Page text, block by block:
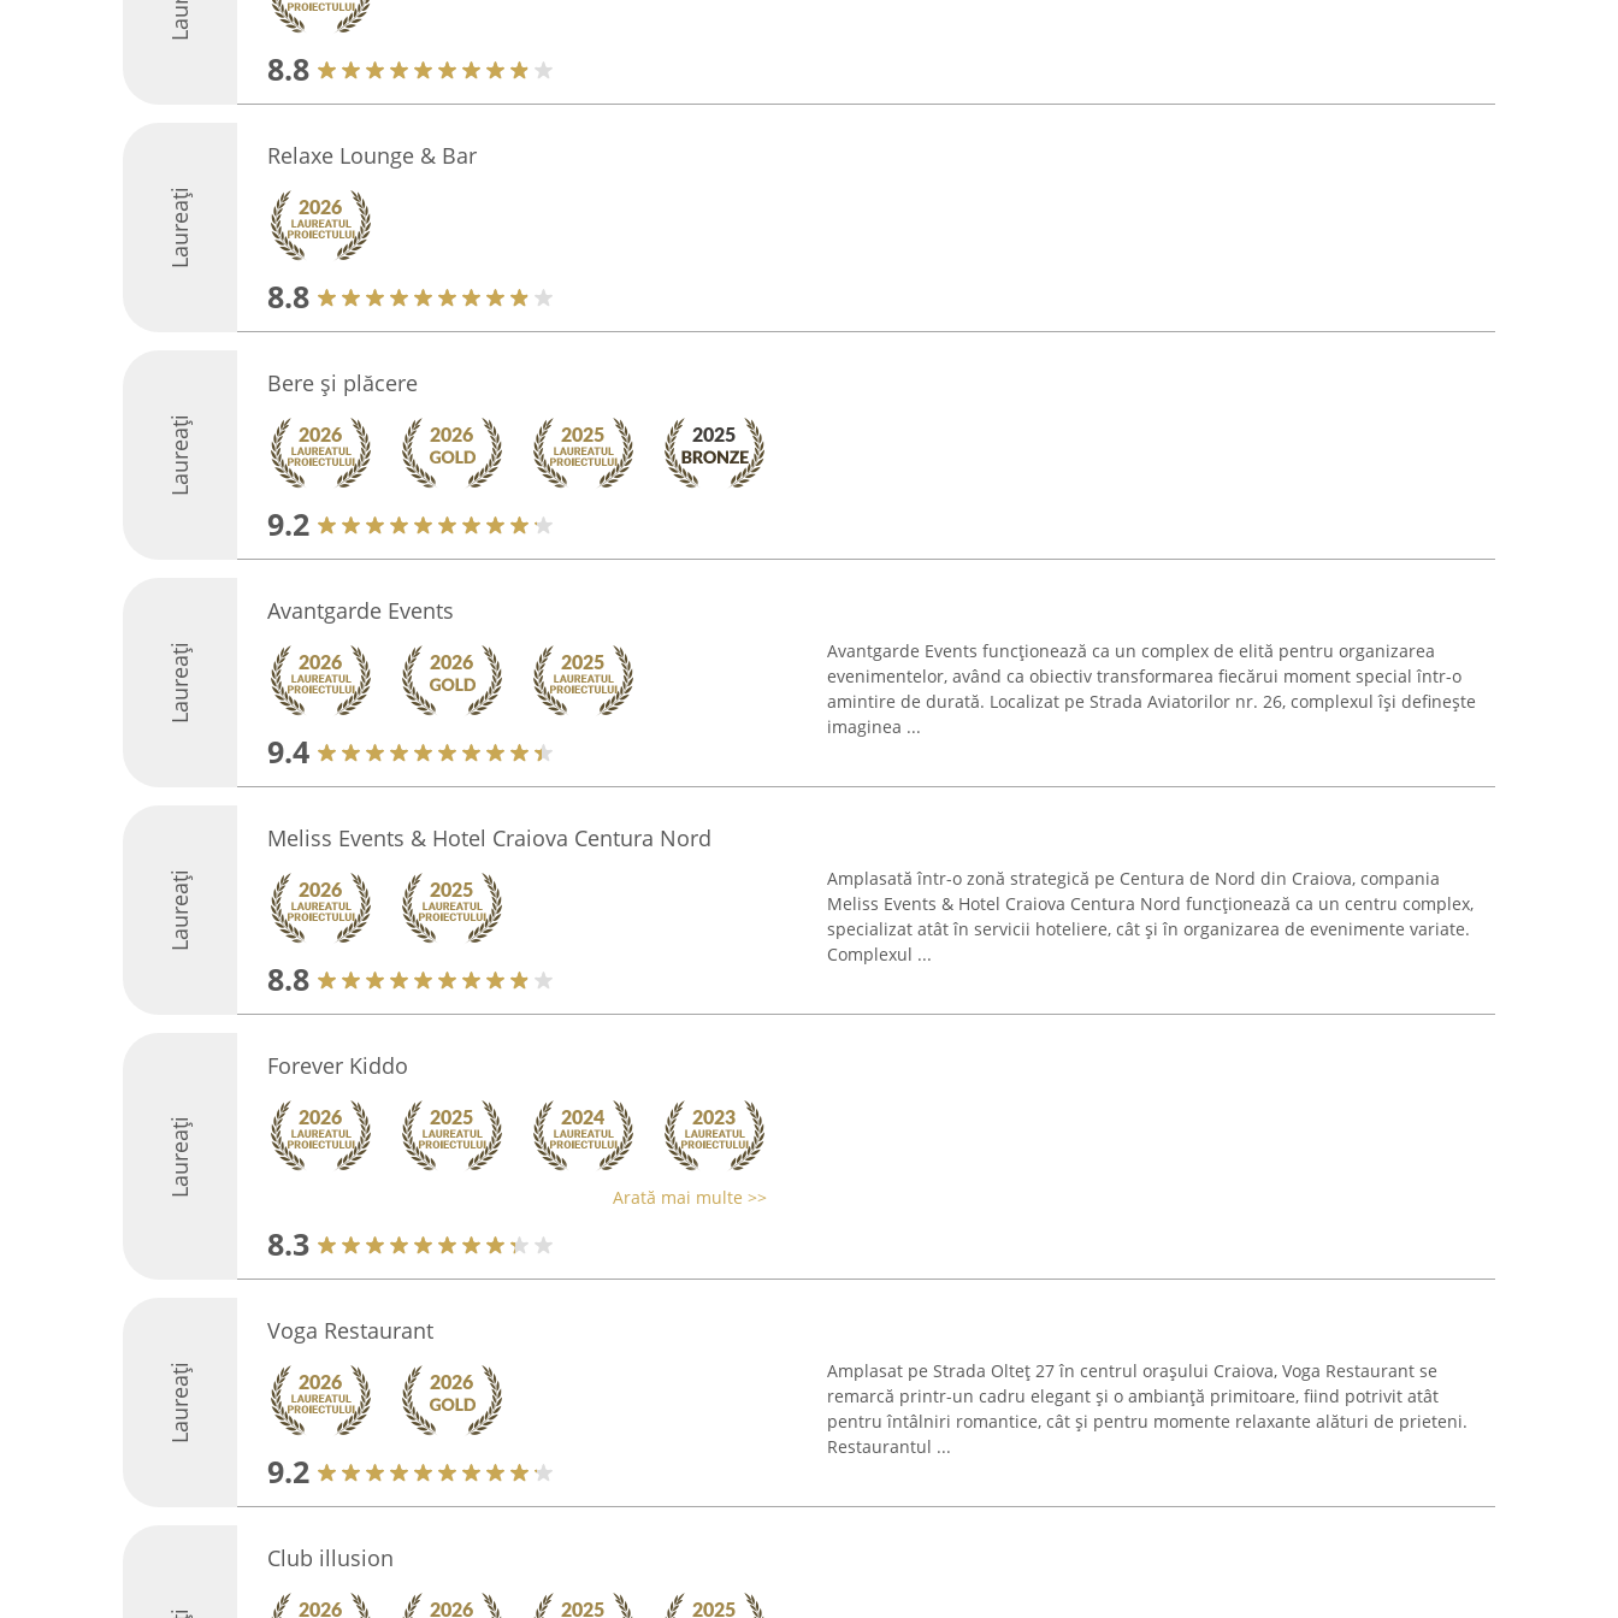
8.8
Laureați
Relaxe Lounge & Bar
8.8
Laureați
Bere și plăcere
9.2
Laureați
Avantgarde Events
9.4
Avantgarde Events funcționează ca un complex de elită pentru organizarea
evenimentelor, având ca obiectiv transformarea fiecărui moment special într-o
amintire de durată. Localizat pe Strada Aviatorilor nr. 26, complexul își definește
imaginea ...
Laureați
Meliss Events & Hotel Craiova Centura Nord
8.8
Amplasată într-o zonă strategică pe Centura de Nord din Craiova, compania
Meliss Events & Hotel Craiova Centura Nord funcționează ca un centru complex,
specializat atât în servicii hoteliere, cât și în organizarea de evenimente variate.
Complexul ...
Laureați
Forever Kiddo
Arată mai multe >>
8.3
Laureați
Voga Restaurant
9.2
Amplasat pe Strada Olteț 27 în centrul orașului Craiova, Voga Restaurant se
remarcă printr-un cadru elegant și o ambianță primitoare, fiind potrivit atât
pentru întâlniri romantice, cât și pentru momente relaxante alături de prieteni.
Restaurantul ...
Club illusion